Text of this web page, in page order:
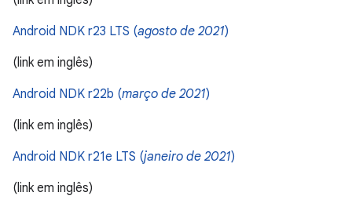
Android NDK r23 LTS (agosto de 2021)
(link em inglês)
Android NDK r22b (março de 2021)
(link em inglês)
Android NDK r21e LTS (janeiro de 2021)
(link em inglês)